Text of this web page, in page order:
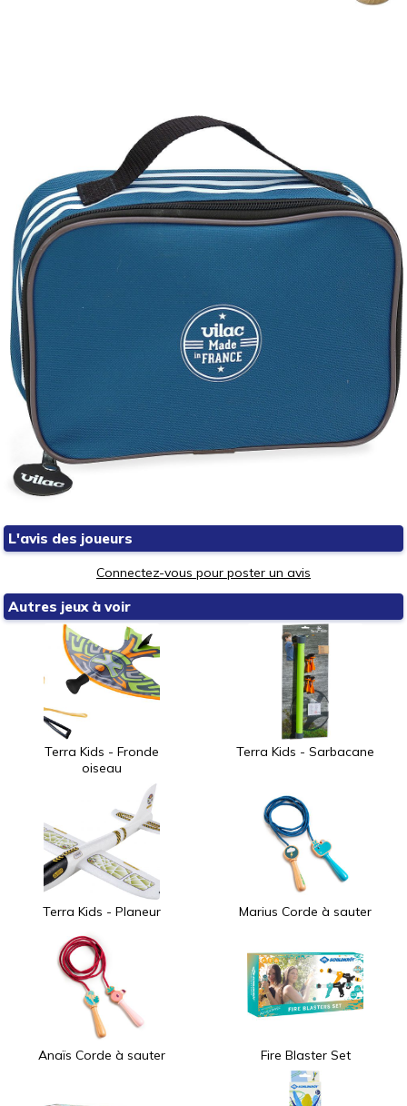
L'avis des joueurs
Connectez-vous pour poster un avis
Autres jeux à voir
Terra Kids - Fronde
oiseau
Terra Kids - Sarbacane
Terra Kids - Planeur Marius Corde à sauter
Anaïs Corde à sauter Fire Blaster Set